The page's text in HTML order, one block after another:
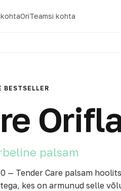
OriTeamsi kohta
BESTSELLER
palsam
— Tender Care palsam
kes on armunud selle